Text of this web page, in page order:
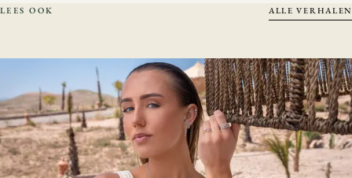
LEES OOK ALLE VERHALEN